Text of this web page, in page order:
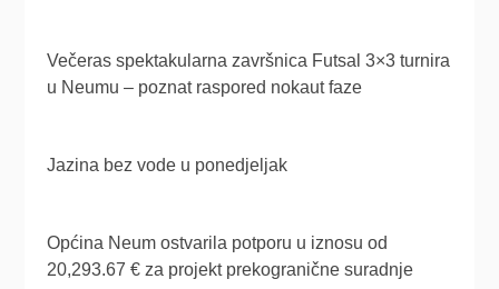
Večeras spektakularna završnica Futsal 3×3 turnira
u Neumu – poznat raspored nokaut faze
Jazina bez vode u ponedjeljak
Općina Neum ostvarila potporu u iznosu od
20,293.67 € za projekt prekogranične suradnje